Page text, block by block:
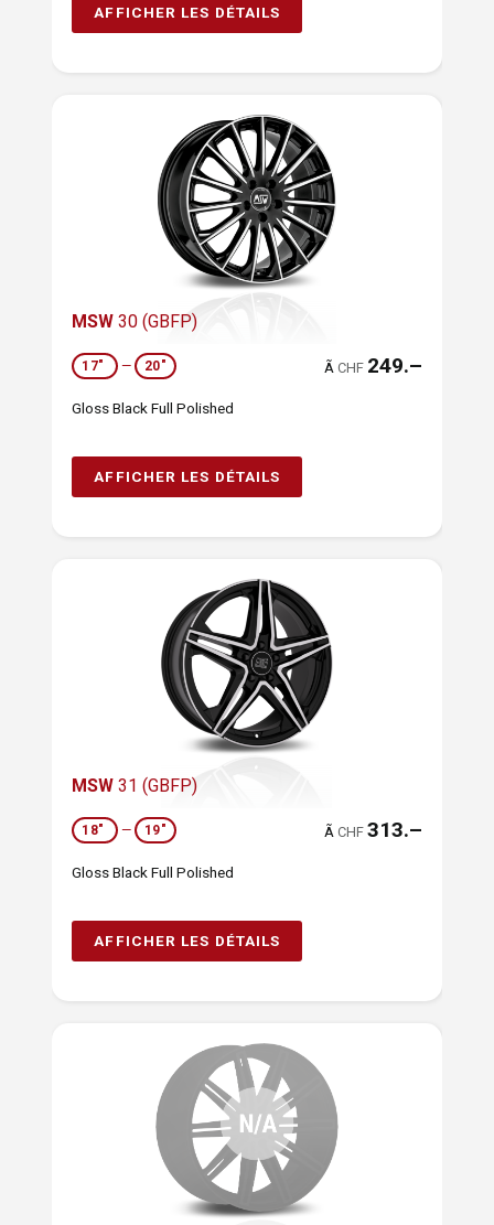
AFFICHER LES DÉTAILS
MSW 30 (GBFP)
17" — 20" ÃCHF 249.–
Gloss Black Full Polished
AFFICHER LES DÉTAILS
MSW 31 (GBFP)
18" — 19" ÃCHF 313.–
Gloss Black Full Polished
AFFICHER LES DÉTAILS